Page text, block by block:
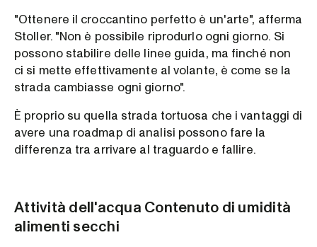
"Ottenere il croccantino perfetto è un'arte", afferma
Stoller. "Non è possibile riprodurlo ogni giorno. Si
possono stabilire delle linee guida, ma finché non
ci si mette effettivamente al volante, è come se la
strada cambiasse ogni giorno".
È proprio su quella strada tortuosa che i vantaggi di
avere una roadmap di analisi possono fare la
differenza tra arrivare al traguardo e fallire.
Attività dell'acqua Contenuto di umidità
alimenti secchi